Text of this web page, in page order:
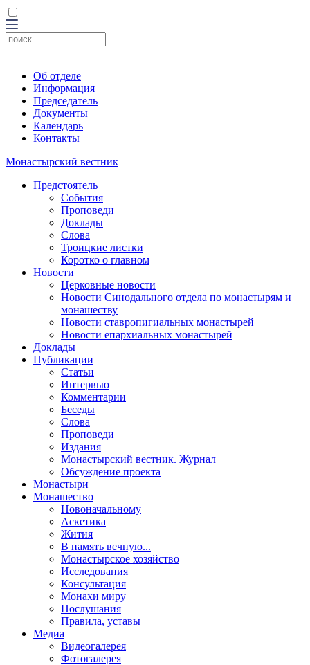
Об отделе
Информация
Председатель
Документы
Календарь
Контакты
Монастырский вестник
Предстоятель
События
Проповеди
Доклады
Слова
Троицкие листки
Коротко о главном
Новости
Церковные новости
Новости Синодального отдела по монастырям и
монашеству
Новости ставропигиальных монастырей
Новости епархиальных монастырей
Доклады
Публикации
Статьи
Интервью
Комментарии
Беседы
Слова
Проповеди
Издания
Монастырский вестник. Журнал
Обсуждение проекта
Монастыри
Монашество
Новоначальному
Аскетика
Жития
В память вечную...
Монастырское хозяйство
Исследования
Консультация
Монахи миру
Послушания
Правила, уставы
Медиа
Видеогалерея
Фотогалерея